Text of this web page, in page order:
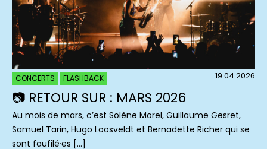
CONCERTS FLASHBACK 19.04.2026
📷 RETOUR SUR : MARS 2026
Au mois de mars, c’est Solène Morel, Guillaume Gesret,
Samuel Tarin, Hugo Loosveldt et Bernadette Richer qui se
sont faufilé·es […]